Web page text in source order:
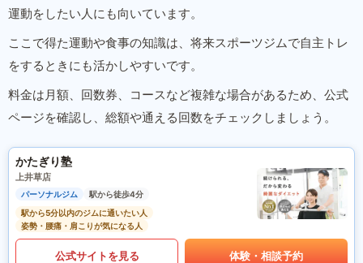
運動をしたい人にも向いています。
ここで得た運動や食事の知識は、将来スポーツジムで自主トレ
をするときにも活かしやすいです。
料金は月額、回数券、コースなど複雑な場合があるため、公式
ページを確認し、総額や通える回数をチェックしましょう。
かたぎり塾
上井草店
パーソナルジム
駅から徒歩4分
駅から5分以内のジムに通いたい人
姿勢・腰痛・肩こりが気になる人
公式サイトを見る 体験・相談予約